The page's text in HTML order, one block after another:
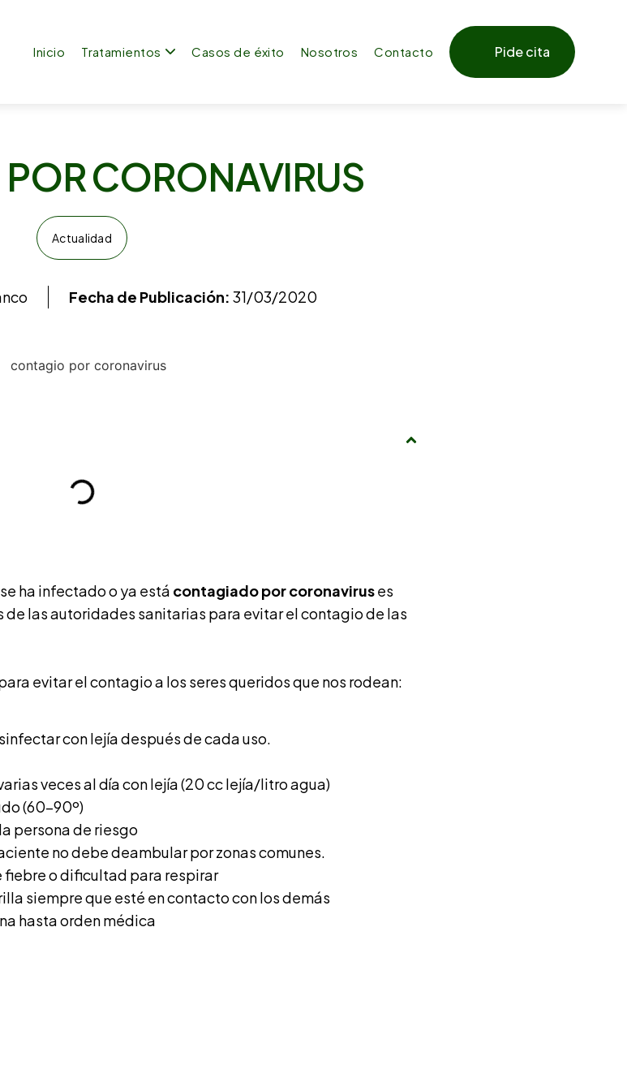
Inicio Tratamientos Casos de éxito Nosotros Contacto Pide cita
CORONAVIRUS
Actualidad
Fecha de Publicación: 31/03/2020
ha infectado o ya está contagiado por coronaviruses
las autoridades sanitarias para evitar el contagio de las
evitar el contagio a los seres queridos que nos rodean:
con lejía después de cada uso.
veces al día con lejía (20 cc lejía/litro agua)
(60-90º)
persona de riesgo
no debe deambular por zonas comunes.
o dificultad para respirar
siempre que esté en contacto con los demás
hasta orden médica